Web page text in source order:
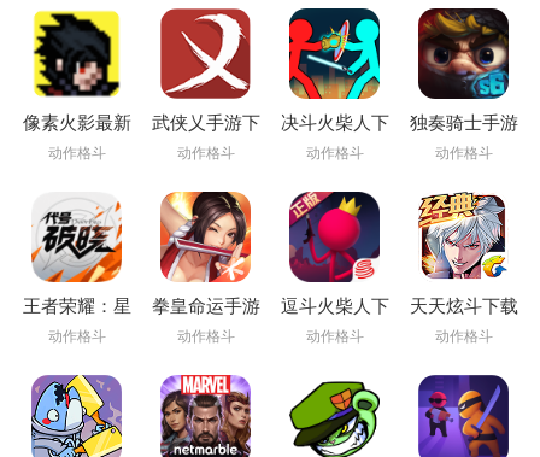
像素火影最新
版
动作格斗
武侠乂手游下
载安卓
动作格斗
决斗火柴人下
载
动作格斗
独奏骑士手游
动作格斗
王者荣耀：星
之破晓app
动作格斗
拳皇命运手游
动作格斗
逗斗火柴人下
载安装
动作格斗
天天炫斗下载
安装最新版
动作格斗